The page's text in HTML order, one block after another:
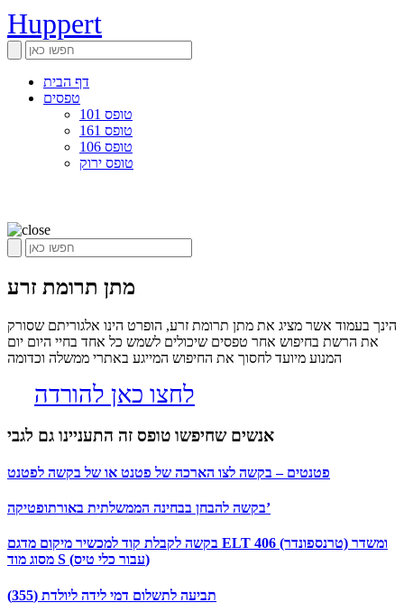
Huppert
דף הבית
טפסים
טופס 101
טופס 161
טופס 106
טופס ירוק
מתן תרומת זרע
הינך בעמוד אשר מציג את מתן תרומת זרע, הופרט הינו אלגוריתם שסורק
את הרשת בחיפוש אחר טפסים שיכולים לשמש כל אחד בחיי היום יום
המנוע מיועד לחסוך את החיפוש המייגע באתרי ממשלה וכדומה
לחצו כאן להורדה
אנשים שחיפשו טופס זה התעניינו גם לגבי
פטנטים – בקשה לצו הארכה של פטנט או של בקשה לפטנט
בקשה להבחן בבחינה הממשלתית באורתופטיקה’
בקשה לקבלת קוד למכשיר מיקום מדגם ELT 406 ומשדר (טרנספונדר)
מסוג מוד S (עבור כלי טיס)
תביעה לתשלום דמי לידה ליולדת (355)